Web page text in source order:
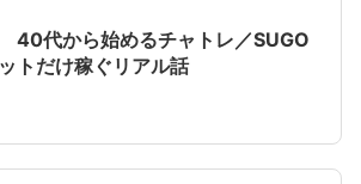
40代から始めるチャトレ／SUGO
トだけ稼ぐリアル話